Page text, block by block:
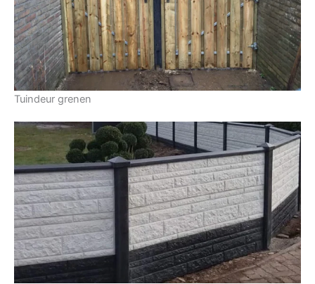
Tuindeur grenen